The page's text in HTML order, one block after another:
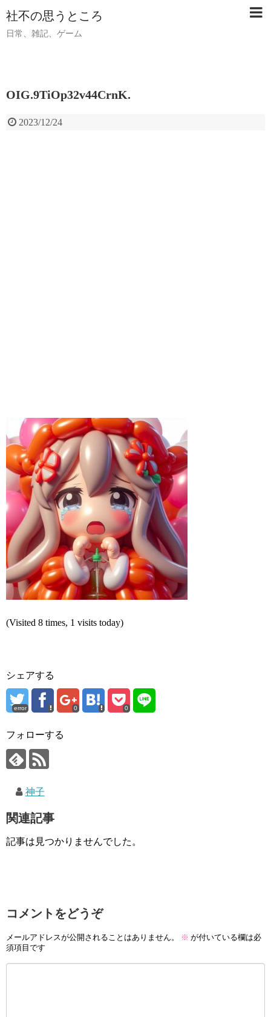
社不の思うところ
日常、雑記、ゲーム
OIG.9TiOp32v44CrnK.
2023/12/24
(Visited 8 times, 1 visits today)
シェアする
error 0 0
フォローする
神子
関連記事
記事は見つかりませんでした。
コメントをどうぞ
メールアドレスが公開されることはありません。 ※ が付いている欄は必
須項目です